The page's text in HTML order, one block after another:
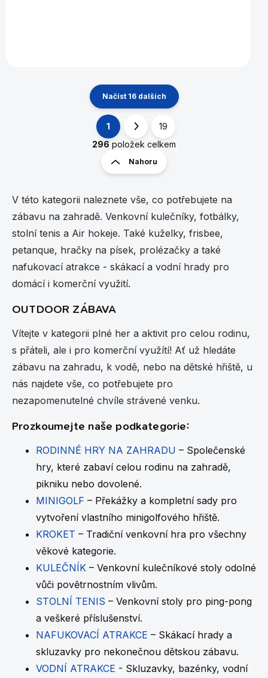
O
v
á
d
c
p
r
v
k
y
u
Načíst 16 dalších
S
t
r
á
k
o
v
á
n
í
1
19
296 položek celkem
Nahoru
V této kategorii naleznete vše, co potřebujete na
zábavu na zahradě. Venkovní kulečníky, fotbálky,
stolní tenis a Air hokeje. Také kuželky, frisbee,
petanque, hračky na písek, prolézačky a také
nafukovací atrakce - skákací a vodní hrady pro
domácí i komerční využití.
OUTDOOR ZÁBAVA
Vítejte v kategorii plné her a aktivit pro celou rodinu,
s přáteli, ale i pro komerční využítí! Ať už hledáte
zábavu na zahradu, k vodě, nebo na dětské hřiště, u
nás najdete vše, co potřebujete pro
nezapomenutelné chvíle strávené venku.
Prozkoumejte naše podkategorie:
RODINNÉ HRY NA ZAHRADU – Společenské
hry, které zabaví celou rodinu na zahradě,
pikniku nebo dovolené.
MINIGOLF – Překážky a kompletní sady pro
vytvoření vlastního minigolfového hřiště.
KROKET – Tradiční venkovní hra pro všechny
věkové kategorie.
KULEČNÍK – Venkovní kulečníkové stoly odolné
vůči povětrnostním vlivům.
STOLNÍ TENIS – Venkovní stoly pro ping-pong
a veškeré příslušenství.
NAFUKOVACÍ ATRAKCE – Skákací hrady a
skluzavky pro nekonečnou dětskou zábavu.
VODNÍ ATRAKCE - Skluzavky, bazénky, vodní